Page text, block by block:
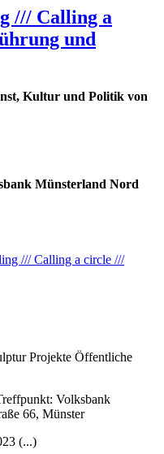
/// Calling a
und
Kultur und Politik von
Münsterland Nord
Projekte Öffentliche
Volksbank
66, Münster
(...)